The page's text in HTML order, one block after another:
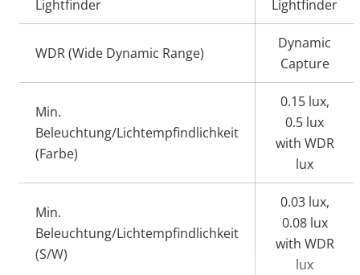
Lightfinder Lightfinder
WDR (Wide Dynamic Range)
Dynamic
Capture
Min.
Beleuchtung/Lichtempfindlichkeit
(Farbe)
0.15 lux,
0.5 lux
with WDR
lux
Min.
Beleuchtung/Lichtempfindlichkeit
(S/W)
0.03 lux,
0.08 lux
with WDR
lux